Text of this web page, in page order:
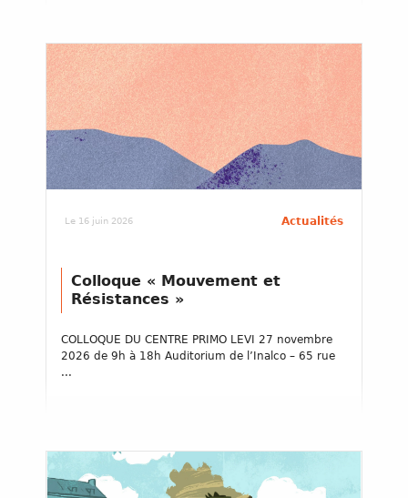
Le 16 juin 2026 Actualités
Colloque « Mouvement et
Résistances »
COLLOQUE DU CENTRE PRIMO LEVI 27 novembre
2026 de 9h à 18h Auditorium de l’Inalco – 65 rue
...